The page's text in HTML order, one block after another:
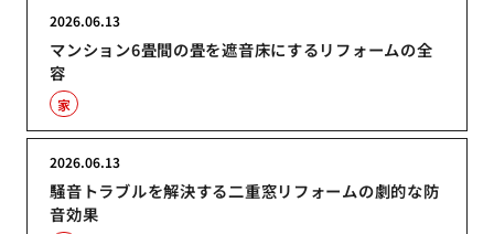
マンション6畳間の畳を遮音床にするリフォームの全
容
2026.06.13
家
騒音トラブルを解決する二重窓リフォームの劇的な防
音効果
2026.06.13